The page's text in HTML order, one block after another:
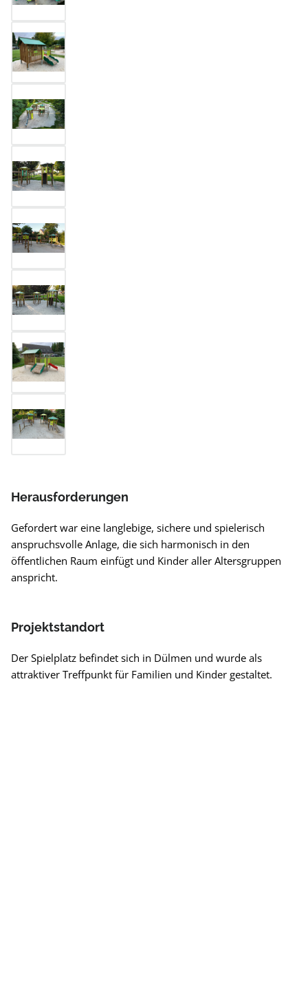
Herausforderungen
Gefordert war eine langlebige, sichere und spielerisch
anspruchsvolle Anlage, die sich harmonisch in den
öffentlichen Raum einfügt und Kinder aller Altersgruppen
anspricht.
Projektstandort
Der Spielplatz befindet sich in Dülmen und wurde als
attraktiver Treffpunkt für Familien und Kinder gestaltet.